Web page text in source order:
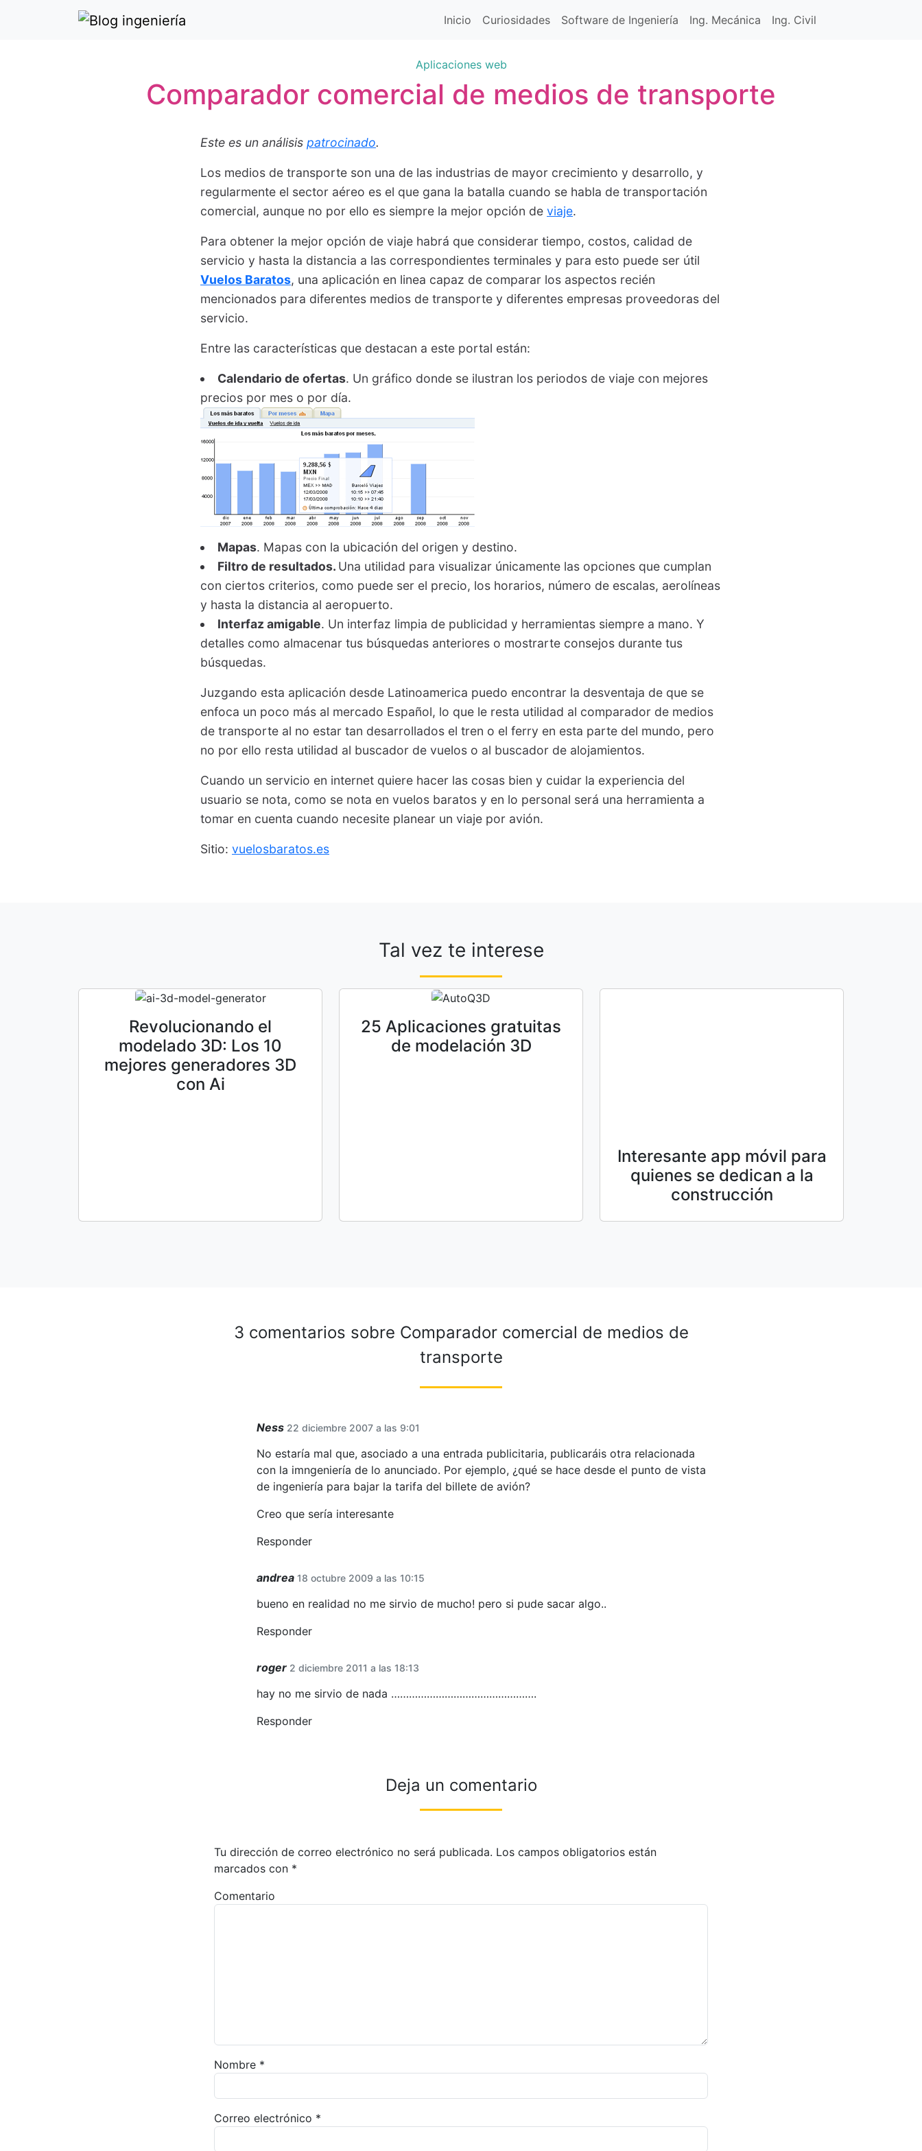
Inicio Curiosidades Software de Ingeniería Ing. Mecánica Ing. Civil
Aplicaciones web
Comparador comercial de medios de transporte
Este es un análisis patrocinado.
Los medios de transporte son una de las industrias de mayor crecimiento y desarrollo, y
regularmente el sector aéreo es el que gana la batalla cuando se habla de transportación
comercial, aunque no por ello es siempre la mejor opción de viaje.
Para obtener la mejor opción de viaje habrá que considerar tiempo, costos, calidad de
servicio y hasta la distancia a las correspondientes terminales y para esto puede ser útil
Vuelos Baratos, una aplicación en linea capaz de comparar los aspectos recién
mencionados para diferentes medios de transporte y diferentes empresas proveedoras del
servicio.
Entre las características que destacan a este portal están:
Calendario de ofertas. Un gráfico donde se ilustran los periodos de viaje con mejores
precios por mes o por día.
Mapas. Mapas con la ubicación del origen y destino.
Filtro de resultados. Una utilidad para visualizar únicamente las opciones que cumplan
con ciertos criterios, como puede ser el precio, los horarios, número de escalas, aerolíneas
y hasta la distancia al aeropuerto.
Interfaz amigable. Un interfaz limpia de publicidad y herramientas siempre a mano. Y
detalles como almacenar tus búsquedas anteriores o mostrarte consejos durante tus
búsquedas.
Juzgando esta aplicación desde Latinoamerica puedo encontrar la desventaja de que se
enfoca un poco más al mercado Español, lo que le resta utilidad al comparador de medios
de transporte al no estar tan desarrollados el tren o el ferry en esta parte del mundo, pero
no por ello resta utilidad al buscador de vuelos o al buscador de alojamientos.
Cuando un servicio en internet quiere hacer las cosas bien y cuidar la experiencia del
usuario se nota, como se nota en vuelos baratos y en lo personal será una herramienta a
tomar en cuenta cuando necesite planear un viaje por avión.
Sitio: vuelosbaratos.es
Tal vez te interese
Revolucionando el
modelado 3D: Los 10
mejores generadores 3D
con Ai
25 Aplicaciones gratuitas
de modelación 3D
Interesante app móvil para
quienes se dedican a la
construcción
3 comentarios sobre Comparador comercial de medios de
transporte
Ness 22 diciembre 2007 a las 9:01
No estaría mal que, asociado a una entrada publicitaria, publicaráis otra relacionada
con la imngeniería de lo anunciado. Por ejemplo, ¿qué se hace desde el punto de vista
de ingeniería para bajar la tarifa del billete de avión?
Creo que sería interesante
Responder
andrea 18 octubre 2009 a las 10:15
bueno en realidad no me sirvio de mucho! pero si pude sacar algo..
Responder
roger 2 diciembre 2011 a las 18:13
hay no me sirvio de nada ………………………………………….
Responder
Deja un comentario
Tu dirección de correo electrónico no será publicada. Los campos obligatorios están
marcados con *
Comentario
Nombre *
Correo electrónico *